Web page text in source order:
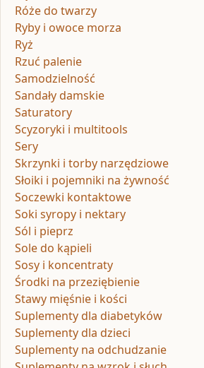
Róże do twarzy
Ryby i owoce morza
Ryż
Rzuć palenie
Samodzielność
Sandały damskie
Saturatory
Scyzoryki i multitools
Sery
Skrzynki i torby narzędziowe
Słoiki i pojemniki na żywność
Soczewki kontaktowe
Soki syropy i nektary
Sól i pieprz
Sole do kąpieli
Sosy i koncentraty
Środki na przeziębienie
Stawy mięśnie i kości
Suplementy dla diabetyków
Suplementy dla dzieci
Suplementy na odchudzanie